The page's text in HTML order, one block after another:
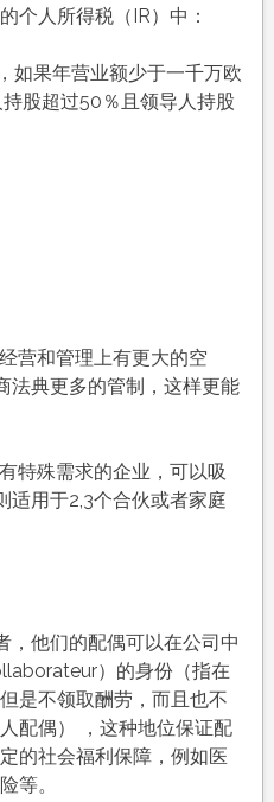
个人所得税（IR）中：
果年营业额少于一千万欧
股超过50％且领导人持股
营和管理上有更大的空
法典更多的管制，这样更能
特殊需求的企业，可以吸
适用于2,3个合伙或者家庭
，他们的配偶可以在公司中
）的身份（指在
是不领取酬劳，而且也不
配偶） ，这种地位保证配
的社会福利保障，例如医
等。